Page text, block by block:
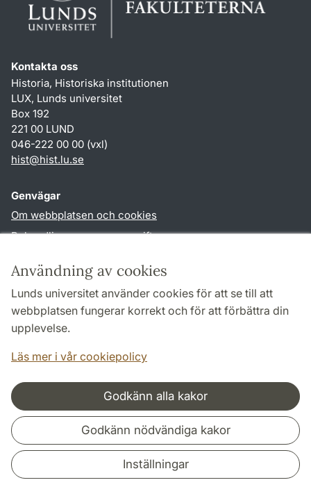
Användning av cookies
Lunds universitet använder cookies för att se till att
webbplatsen fungerar korrekt och för att förbättra din
upplevelse.
Läs mer i vår cookiepolicy
Godkänn alla kakor
Godkänn nödvändiga kakor
Inställningar
Kontakta oss
Historia, Historiska institutionen
LUX, Lunds universitet
Box 192
221 00 LUND
046-222 00 00 (vxl)
hist@hist.lu.se
Genvägar
Om webbplatsen och cookies
Behandling av personuppgifter
TYPO3-login
Följ oss i sociala medier
Samarbeten och nätverk